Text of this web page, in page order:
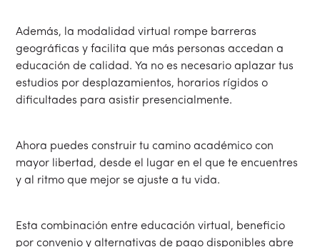
Además, la modalidad virtual rompe barreras
geográficas y facilita que más personas accedan a
educación de calidad. Ya no es necesario aplazar tus
estudios por desplazamientos, horarios rígidos o
dificultades para asistir presencialmente.
Ahora puedes construir tu camino académico con
mayor libertad, desde el lugar en el que te encuentres
y al ritmo que mejor se ajuste a tu vida.
Esta combinación entre educación virtual, beneficio
por convenio y alternativas de pago disponibles abre